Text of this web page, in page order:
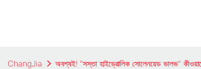
ChangJia অবশ্যই! "সস্তা হাইড্রোলিক সোলেনয়েড ভালভ"